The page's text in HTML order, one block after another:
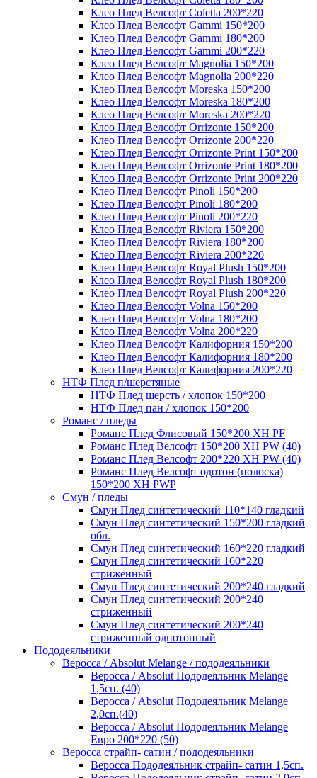
Клео Плед Велсофт Coletta 200*220
Клео Плед Велсофт Gammi 150*200
Клео Плед Велсофт Gammi 180*200
Клео Плед Велсофт Gammi 200*220
Клео Плед Велсофт Magnolia 150*200
Клео Плед Велсофт Magnolia 200*220
Клео Плед Велсофт Moreska 150*200
Клео Плед Велсофт Moreska 180*200
Клео Плед Велсофт Moreska 200*220
Клео Плед Велсофт Orrizonte 150*200
Клео Плед Велсофт Orrizonte 200*220
Клео Плед Велсофт Orrizonte Print 150*200
Клео Плед Велсофт Orrizonte Print 180*200
Клео Плед Велсофт Orrizonte Print 200*220
Клео Плед Велсофт Pinoli 150*200
Клео Плед Велсофт Pinoli 180*200
Клео Плед Велсофт Pinoli 200*220
Клео Плед Велсофт Riviera 150*200
Клео Плед Велсофт Riviera 180*200
Клео Плед Велсофт Riviera 200*220
Клео Плед Велсофт Royal Plush 150*200
Клео Плед Велсофт Royal Plush 180*200
Клео Плед Велсофт Royal Plush 200*220
Клео Плед Велсофт Volna 150*200
Клео Плед Велсофт Volna 180*200
Клео Плед Велсофт Volna 200*220
Клео Плед Велсофт Калифорния 150*200
Клео Плед Велсофт Калифорния 180*200
Клео Плед Велсофт Калифорния 200*220
НТФ Плед п/шерстяные
НТФ Плед шерсть / хлопок 150*200
НТФ Плед пан / хлопок 150*200
Романс / пледы
Романс Плед Флисовый 150*200 XH PF
Романс Плед Велсофт 150*200 XH PW (40)
Романс Плед Велсофт 200*220 XH PW (40)
Романс Плед Велсофт одотон (полоска)
150*200 XH PWP
Смун / пледы
Смун Плед синтетический 110*140 гладкий
Смун Плед синтетический 150*200 гладкий
обл.
Смун Плед синтетический 160*220 гладкий
Смун Плед синтетический 160*220
стриженный
Смун Плед синтетический 200*240 гладкий
Смун Плед синтетический 200*240
стриженный
Смун Плед синтетический 200*240
стриженный однотонный
Пододеяльники
Веросса / Absolut Melange / пододеяльники
Веросса / Absolut Пододеяльник Melange
1,5сп. (40)
Веросса / Absolut Пододеяльник Melange
2,0сп.(40)
Веросса / Absolut Пододеяльник Melange
Евро 200*220 (50)
Веросса страйп- сатин / пододеяльники
Веросса Пододеяльник страйп- сатин 1,5сп.